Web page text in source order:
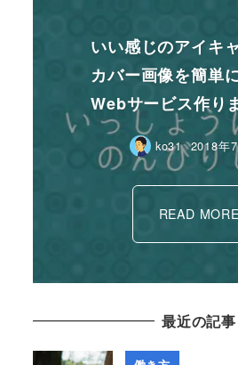
いい感じのアイキ
カバー画像を簡単
Webサービス作り
ko31 2018年
READ MORE
最近の記事